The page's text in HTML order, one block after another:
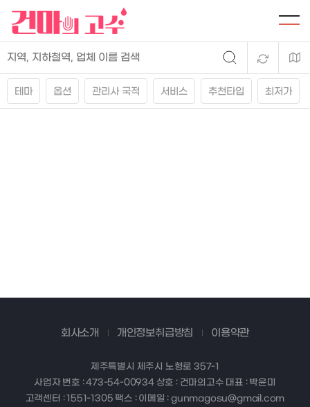
테마 옵션 관리사 국적 서비스 추천타입 최저가
회사소개 개인정보취급방침 이용약관
제주특별시 제주시 노형로 357-1
사업자 번호 : 473-54-00934 상호 : 건마의고수 대표 : 박윤미
고객센터 : 1551-1305 팩스 : 이메일 : gunmagosu@gmail.com